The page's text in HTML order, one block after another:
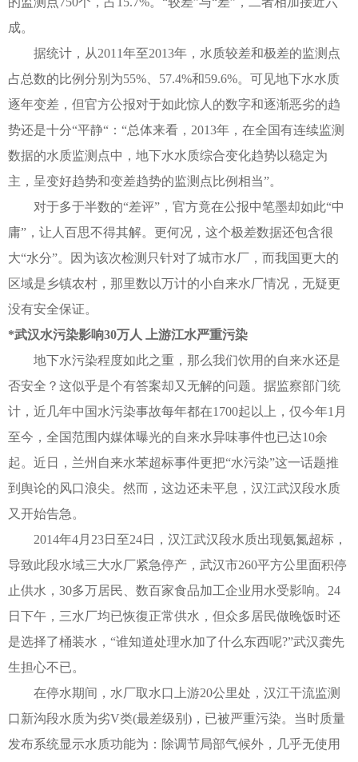
成。
据统计，从2011年至2013年，水质较差和极差的监测点
占总数的比例分别为55%、57.4%和59.6%。可见地下水水质
逐年变差，但官方公报对于如此惊人的数字和逐渐恶劣的趋
势还是十分“平静“：“总体来看，2013年，在全国有连续监测
数据的水质监测点中，地下水水质综合变化趋势以稳定为
主，呈变好趋势和变差趋势的监测点比例相当”。
对于多于半数的“差评”，官方竟在公报中笔墨却如此“中
庸”，让人百思不得其解。更何况，这个极差数据还包含很
大“水分”。因为该次检测只针对了城市水厂，而我国更大的
区域是乡镇农村，那里数以万计的小自来水厂情况，无疑更
没有安全保证。
*武汉水污染影响30万人 上游江水严重污染
地下水污染程度如此之重，那么我们饮用的自来水还是
否安全？这似乎是个有答案却又无解的问题。据监察部门统
计，近几年中国水污染事故每年都在1700起以上，仅今年1月
至今，全国范围内媒体曝光的自来水异味事件也已达10余
起。近日，兰州自来水苯超标事件更把“水污染”这一话题推
到舆论的风口浪尖。然而，这边还未平息，汉江武汉段水质
又开始告急。
2014年4月23日至24日，汉江武汉段水质出现氨氮超标，
导致此段水域三大水厂紧急停产，武汉市260平方公里面积停
止供水，30多万居民、数百家食品加工企业用水受影响。24
日下午，三水厂均已恢復正常供水，但众多居民做晚饭时还
是选择了桶装水，“谁知道处理水加了什么东西呢?”武汉龚先
生担心不已。
在停水期间，水厂取水口上游20公里处，汉江干流监测
口新沟段水质为劣V类(最差级别)，已被严重污染。当时质量
发布系统显示水质功能为：除调节局部气候外，几乎无使用